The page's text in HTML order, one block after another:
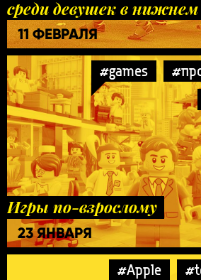
среди девушек в нижнем
11 ФЕВРАЛЯ
#games
Игры по-взрослому
23 ЯНВАРЯ
#Apple